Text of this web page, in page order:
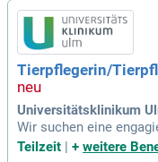
Tierpflegerin/
Universitätsklinikum
Wir suchen eine
ger (w/m/d) in Teil-
Teilzeit
+ weitere